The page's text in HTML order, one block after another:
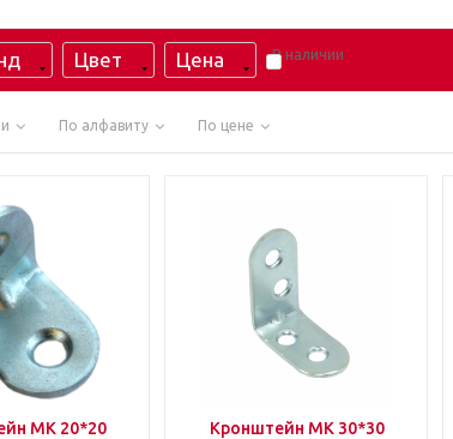
Цвет Цена В наличии
По алфавиту По цене
МК 20*20
Кронштейн МК 30*30